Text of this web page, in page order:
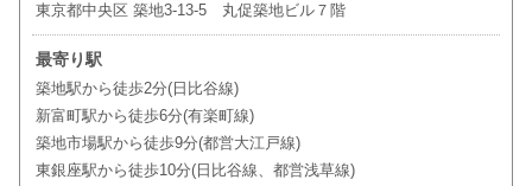
東京都中央区 築地3-13-5 丸促築地ビル７階
最寄り駅
築地駅から徒歩2分(日比谷線)
新富町駅から徒歩6分(有楽町線)
築地市場駅から徒歩9分(都営大江戸線)
東銀座駅から徒歩10分(日比谷線、都営浅草線)